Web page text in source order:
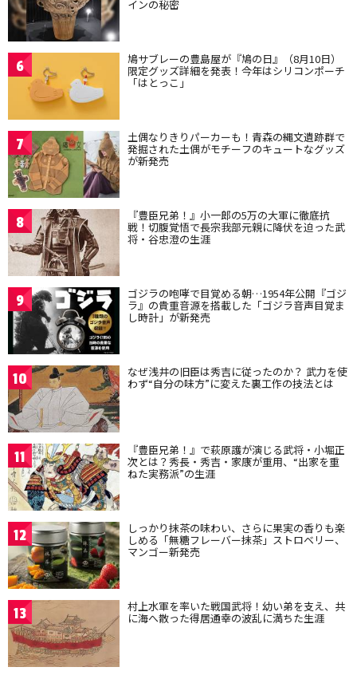
インの秘密
6 鳩サブレーの豊島屋が『鳩の日』（8月10日）
限定グッズ詳細を発表！今年はシリコンポーチ
「はとっこ」
7 土偶なりきりパーカーも！青森の縄文遺跡群で
発掘された土偶がモチーフのキュートなグッズ
が新発売
8 『豊臣兄弟！』小一郎の5万の大軍に徹底抗
戦！切腹覚悟で長宗我部元親に降伏を迫った武
将・谷忠澄の生涯
9 ゴジラの咆哮で目覚める朝…1954年公開『ゴジ
ラ』の貴重音源を搭載した「ゴジラ音声目覚ま
し時計」が新発売
10 なぜ浅井の旧臣は秀吉に従ったのか？ 武力を使
わず“自分の味方”に変えた裏工作の技法とは
11 『豊臣兄弟！』で萩原護が演じる武将・小堀正
次とは？秀長・秀吉・家康が重用、“出家を重
ねた実務派”の生涯
12 しっかり抹茶の味わい、さらに果実の香りも楽
しめる「無糖フレーバー抹茶」ストロベリー、
マンゴー新発売
13 村上水軍を率いた戦国武将！幼い弟を支え、共
に海へ散った得居通幸の波乱に満ちた生涯